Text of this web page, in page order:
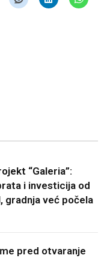
“Galeria”:
i investicija od
gradnja već počela
pred otvaranje